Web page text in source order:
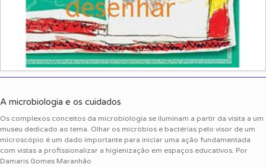
A microbiologia e os cuidados
Os complexos conceitos da microbiologia se iluminam a partir da visita a um
museu dedicado ao tema. Olhar os micróbios e bactérias pelo visor de um
microscópio é um dado importante para iniciar uma ação fundamentada
com vistas a profissionalizar a higienização em espaços educativos. Por
Damaris Gomes Maranhão